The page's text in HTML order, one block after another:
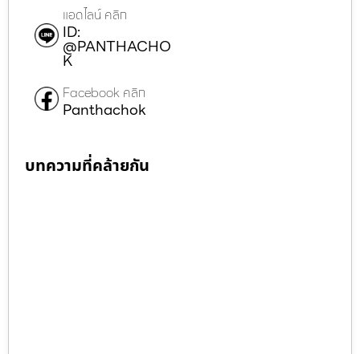
แอดไลน์ คลิก
ID:
@PANTHACHO
K
Facebook คลิก
Panthachok
บทความที่คล้ายกัน